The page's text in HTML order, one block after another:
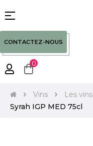
Basculer
☰
CONTACTEZ-NOUS
0
Vins Les vins
Syrah IGP MED 75cl